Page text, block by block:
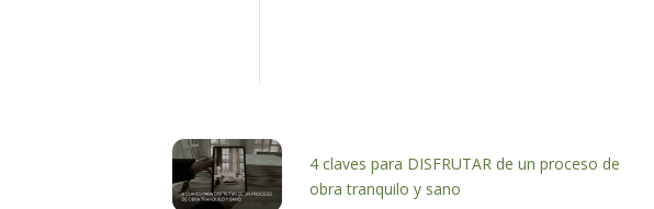
4 claves para DISFRUTAR de un proceso de
obra tranquilo y sano